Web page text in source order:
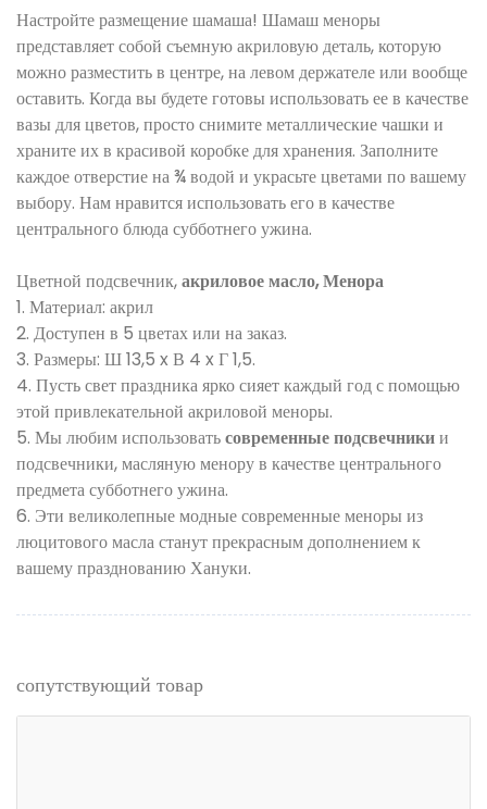
Настройте размещение шамаша! Шамаш меноры
представляет собой съемную акриловую деталь, которую
можно разместить в центре, на левом держателе или вообще
оставить. Когда вы будете готовы использовать ее в качестве
вазы для цветов, просто снимите металлические чашки и
храните их в красивой коробке для хранения. Заполните
каждое отверстие на ¾ водой и украсьте цветами по вашему
выбору. Нам нравится использовать его в качестве
центрального блюда субботнего ужина.
Цветной подсвечник,акриловое масло, Менора
1. Материал: акрил
2. Доступен в 5 цветах или на заказ.
3. Размеры: Ш 13,5 x В 4 x Г 1,5.
4. Пусть свет праздника ярко сияет каждый год с помощью
этой привлекательной акриловой меноры.
5. Мы любим использоватьсовременные подсвечникии
подсвечники, масляную менору в качестве центрального
предмета субботнего ужина.
6. Эти великолепные модные современные меноры из
люцитового масла станут прекрасным дополнением к
вашему празднованию Хануки.
сопутствующий товар